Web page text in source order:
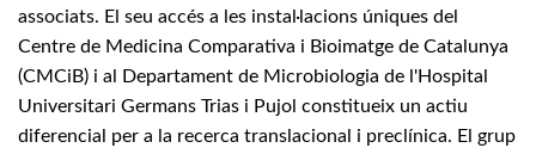
associats. El seu accés a les instal·lacions úniques del
Centre de Medicina Comparativa i Bioimatge de Catalunya
(CMCiB) i al Departament de Microbiologia de l'Hospital
Universitari Germans Trias i Pujol constitueix un actiu
diferencial per a la recerca translacional i preclínica. El grup